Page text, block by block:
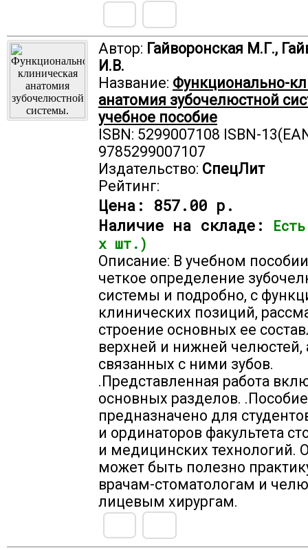
Автор: Гайворонская М.Г.,
И.В.
Название: Функционально-
анатомия зубочелюстной
учебное пособие
ISBN: 5299007108 ISBN-
9785299007107
Издательство: СпецЛит
Рейтинг:
Цена: 857.00 р.
Наличие на складе:
х шт.)
Описание: В учебном
четкое определение
системы и подробно, с
клинических позиций,
строение основных ее
верхней и нижней челюстей,
связанных с ними зубов.
.Представленная работа
основных разделов. .Пособие
предназначено для
и ординаторов факультета
и медицинских технологий.
может быть полезно
врачам-стоматологам и
лицевым хирургам.